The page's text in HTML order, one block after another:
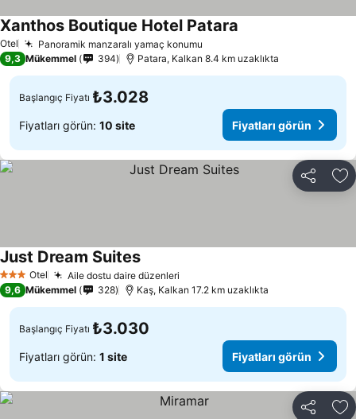
Otel Panoramik manzaralı yamaç konumu
Xanthos Boutique Hotel Patara
9,3 Mükemmel 394 Patara, Kalkan 8.4 km uzaklıkta
Başlangıç Fiyatı ₺3.028
Fiyatları görün: 10 site Fiyatları görün
Paylaş
3 YıldızOtel Aile dostu daire düzenleri
Just Dream SuitesFiyatları görün
9,6 Mükemmel 328 Kaş, Kalkan 17.2 km uzaklıkta
Başlangıç Fiyatı ₺3.030
Fiyatları görün: 1 site Fiyatları görün
Paylaş